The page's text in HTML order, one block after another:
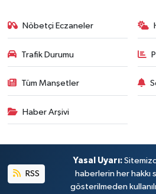
Nöbetçi Eczaneler
Trafik Durumu
Tüm Manşetler
Haber Arşivi
RSS
Yasal Uyarı:
haberlerin her hakkı
gösterilmeden